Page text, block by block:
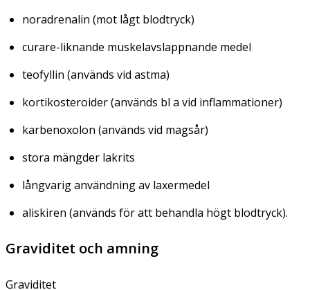
noradrenalin (mot lågt blodtryck)
curare-liknande muskelavslappnande medel
teofyllin (används vid astma)
kortikosteroider (används bl a vid inflammationer)
karbenoxolon (används vid magsår)
stora mängder lakrits
långvarig användning av laxermedel
aliskiren (används för att behandla högt blodtryck).
Graviditet och amning
Graviditet